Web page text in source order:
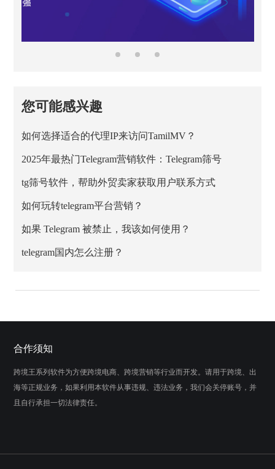
您可能感兴趣
如何选择适合的代理IP来访问TamilMV？
2025年最热门Telegram营销软件：Telegram筛号
tg筛号软件，帮助外贸卖家获取用户联系方式
如何玩转telegram平台营销？
如果 Telegram 被禁止，我该如何使用？
telegram国内怎么注册？
合作须知
跨境王系列软件为方便跨境电商、跨境营销等行业而开发。请用于跨境、出
海等正规业务，如果利用本软件从事违规、违法业务，我们会关停账号，并
且自行承担一切法律责任。